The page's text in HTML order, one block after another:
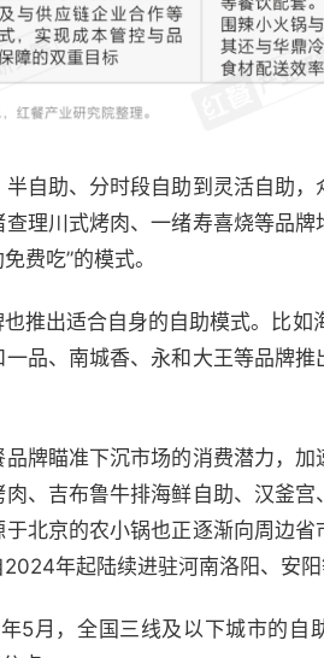
自助、分时段自助到灵活自助
理川式烤肉、一绪寿喜烧等品
费吃”的模式。
推出适合自身的自助模式。比
品、南城香、永和大王等品牌
牌瞄准下沉市场的消费潜力，
、吉布鲁牛排海鲜自助、汉釜
北京的农小锅也正逐渐向周边
年起陆续进驻河南洛阳、安阳
5月，全国三线及以下城市的